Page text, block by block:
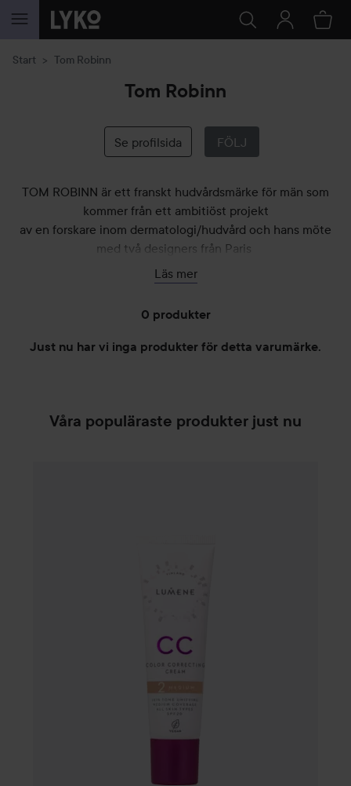
HOPPA TILL INNEHÅLLET
Start Tom Robinn
Tom Robinn
Se profilsida FÖLJ
TOM ROBINN är ett franskt hudvårdsmärke för män som
kommer från ett ambitiöst projekt
av en forskare inom dermatologi/hudvård och hans möte
med två designers från Paris
modeindustri. Som ett resultat skapades unika
hudvårdsprodukter och fyra olika
hudvårdsprodukter lämnar
ingen blank, kladdig eller fet känsla och är alla produkter är
Läs mer
0 produkter
HOPPA TILL FILTRERA
Just nu har vi inga produkter för detta varumärke.
Våra populäraste produkter just nu
Color Correcting Cream SPF20